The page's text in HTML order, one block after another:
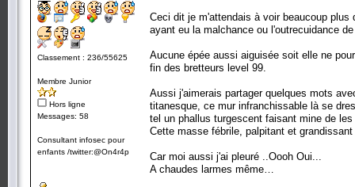
Classement : 236/55625
Membre Junior
Hors ligne
Messages: 58
Consultant infosec pour
enfants /twitter:@On4r4p
Ceci dit je m'attendais à voir beaucoup
ayant eu la malchance ou l'outrecuidance
Aucune épée aussi aiguisée soit elle ne
fin des bretteurs level 99.
Aussi j'aimerais partager quelques mots
titanesque, ce mur infranchissable là se
tel un phallus turgescent faisant mine de
Cette masse fébrile, palpitant et
Car moi aussi j'ai pleuré ..Oooh Oui...
A chaudes larmes même…